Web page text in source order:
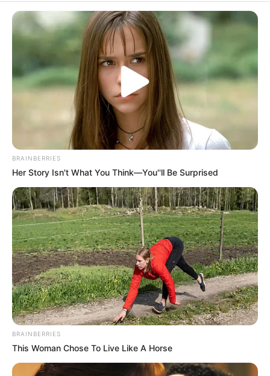
alján található "Adatvédelem" gombra.
A levelet az éjjeliszekrényre teszi, és bemászik az ágy alá, hogy
megtudja, hogyan reagál a férje.
A férj hazajön, elolvassa a levelet, hozzáír egy sort, aztán elkezd
vidáman fütyörészni, és telefonál valakinek.
– Szia, drágám, ez a szerencsétlen végre rájött, hogy nincs közös
jövőnk, és végre eltűnik az életemből. Máris indulok hozzád.
Azzal a férj elmegy.